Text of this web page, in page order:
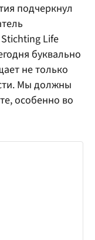
подчеркнул
Life
буквально
не только
Мы должны
особенно во